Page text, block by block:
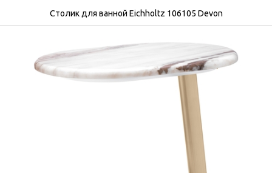
Столик для ванной Eichholtz 106105 Devon